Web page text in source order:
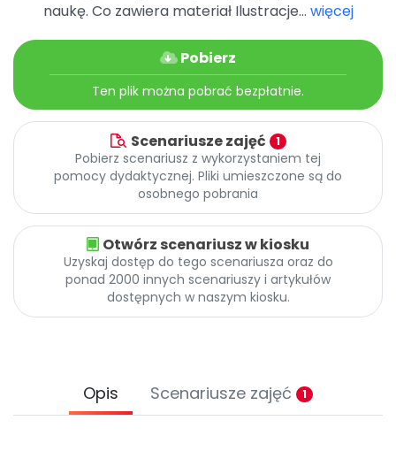
naukę. Co zawiera materiał Ilustracje... więcej
Pobierz
Ten plik można pobrać bezpłatnie.
Scenariusze zajęć 1
Pobierz scenariusz z wykorzystaniem tej
pomocy dydaktycznej. Pliki umieszczone są do
osobnego pobrania
Otwórz scenariusz w kiosku
Uzyskaj dostęp do tego scenariusza oraz do
ponad 2000 innych scenariuszy i artykułów
dostępnych w naszym kiosku.
Opis Scenariusze zajęć 1